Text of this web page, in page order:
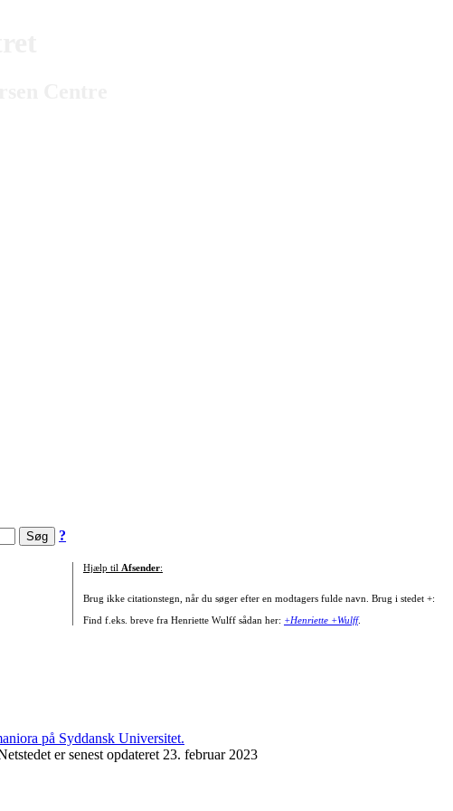
?
Hjælp til Afsender:
Brug ikke citationstegn, når du søger efter en modtagers fulde navn. Brug i stedet +:
Find f.eks. breve fra Henriette Wulff sådan her: +Henriette +Wulff.
er senest opdateret 23. februar 2023